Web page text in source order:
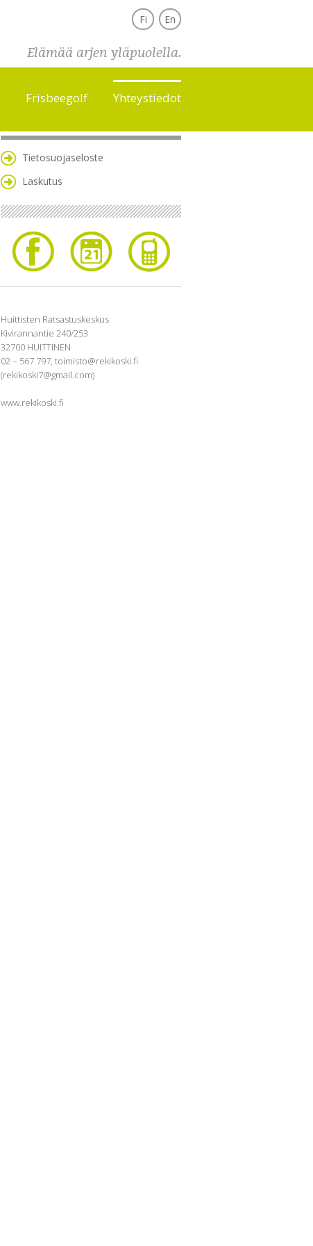
Fi En
Elämää arjen yläpuolella.
Frisbeegolf Yhteystiedot
Tietosuojaseloste
Laskutus
Huittisten Ratsastuskeskus
Kivirannantie 240/253
32700 HUITTINEN
02 – 567 797, toimisto@rekikoski.fi
(rekikoski7@gmail.com)
www.rekikoski.fi